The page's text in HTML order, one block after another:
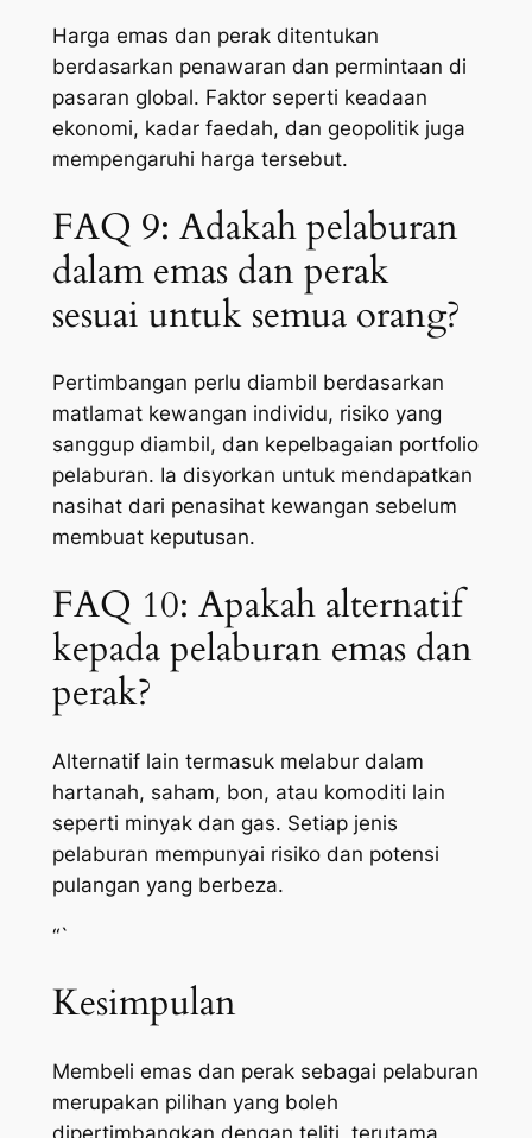
Harga emas dan perak ditentukan
berdasarkan penawaran dan permintaan di
pasaran global. Faktor seperti keadaan
ekonomi, kadar faedah, dan geopolitik juga
mempengaruhi harga tersebut.
FAQ 9: Adakah pelaburan
dalam emas dan perak
sesuai untuk semua orang?
Pertimbangan perlu diambil berdasarkan
matlamat kewangan individu, risiko yang
sanggup diambil, dan kepelbagaian portfolio
pelaburan. Ia disyorkan untuk mendapatkan
nasihat dari penasihat kewangan sebelum
membuat keputusan.
FAQ 10: Apakah alternatif
kepada pelaburan emas dan
perak?
Alternatif lain termasuk melabur dalam
hartanah, saham, bon, atau komoditi lain
seperti minyak dan gas. Setiap jenis
pelaburan mempunyai risiko dan potensi
pulangan yang berbeza.
“`
Kesimpulan
Membeli emas dan perak sebagai pelaburan
merupakan pilihan yang boleh
dipertimbangkan dengan teliti, terutama